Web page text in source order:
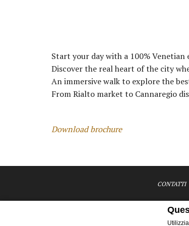
Start your day with a 100% Venetian
Discover the real heart of the city
An immersive walk to explore the
From Rialto market to Cannaregio
Download brochure
CONTATTI